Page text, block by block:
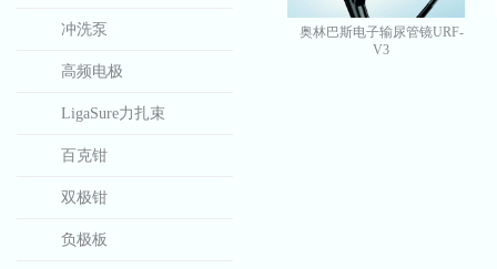
冲洗泵
高频电极
LigaSure力扎束
百克钳
双极钳
负极板
奥林巴斯电子输尿管镜URF-
V3